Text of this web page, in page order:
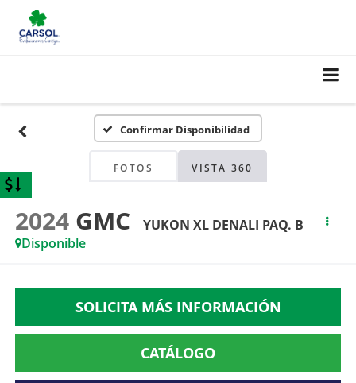
Confirmar Disponibilidad
FOTOS VISTA 360
2024 GMC
YUKON XL DENALI PAQ. B
Disponible
SOLICITA MÁS INFORMACIÓN
CATÁLOGO